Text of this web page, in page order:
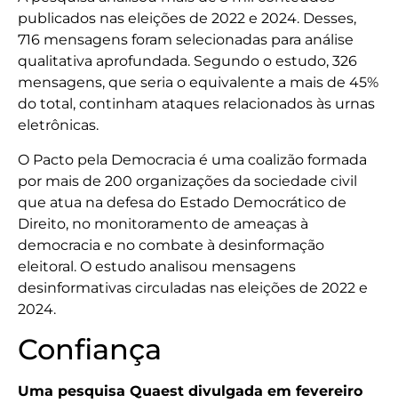
publicados nas eleições de 2022 e 2024. Desses,
716 mensagens foram selecionadas para análise
qualitativa aprofundada. Segundo o estudo, 326
mensagens, que seria o equivalente a mais de 45%
do total, continham ataques relacionados às urnas
eletrônicas.
O Pacto pela Democracia é uma coalizão formada
por mais de 200 organizações da sociedade civil
que atua na defesa do Estado Democrático de
Direito, no monitoramento de ameaças à
democracia e no combate à desinformação
eleitoral. O estudo analisou mensagens
desinformativas circuladas nas eleições de 2022 e
2024.
Confiança
Uma pesquisa Quaest divulgada em fevereiro